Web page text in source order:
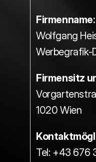
Firmenname:
Wolfgang
Werbegrafik-
Firmensitz
1020 Wien
Tel: +43 676